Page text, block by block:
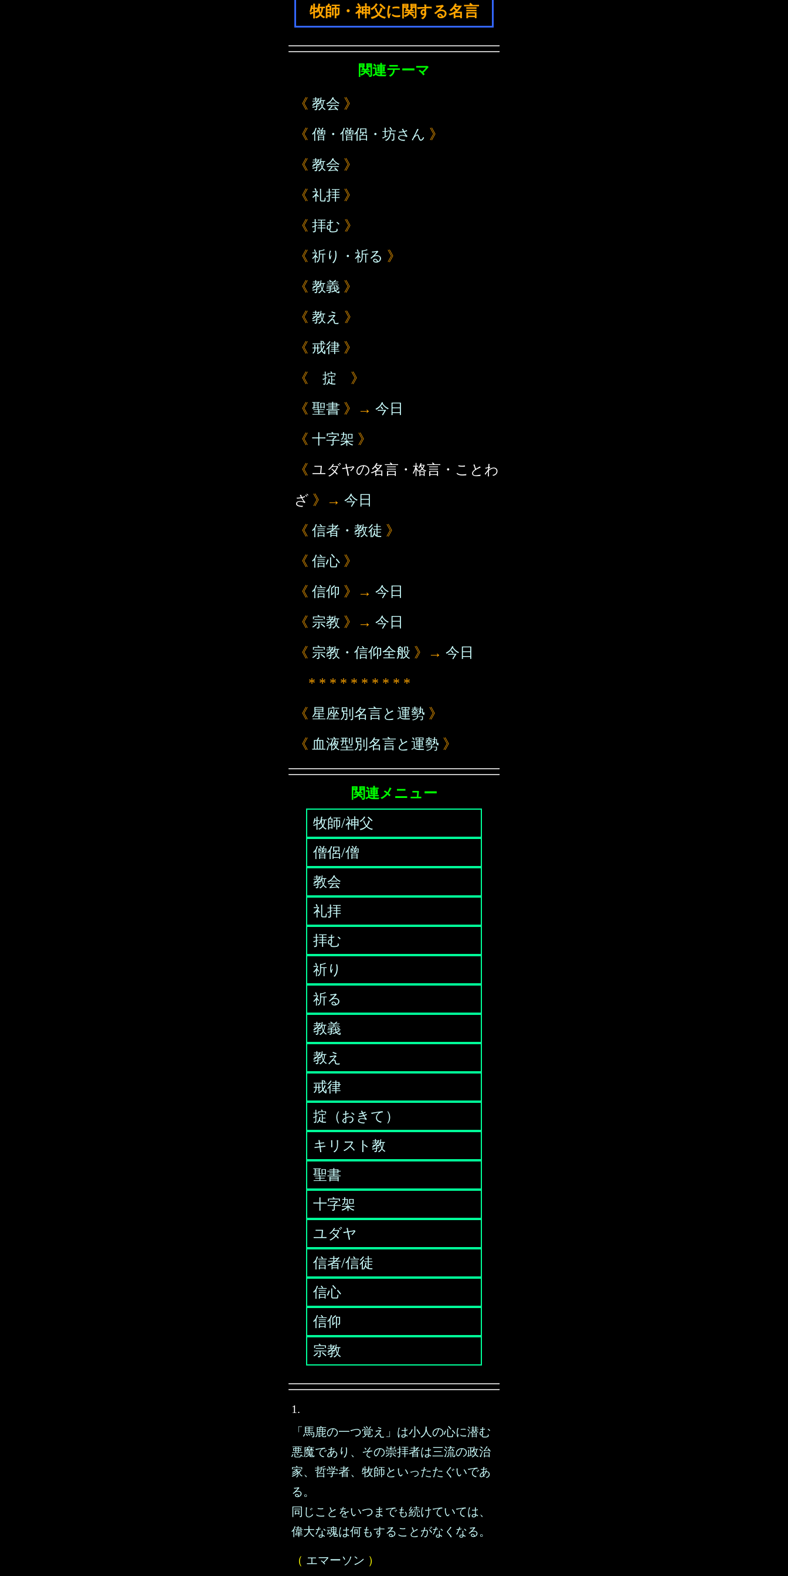
牧師・神父に関する名言
関連テーマ
《 教会 》
《 僧・僧侶・坊さん 》
《 教会 》
《 礼拝 》
《 拝む 》
《 祈り・祈る 》
《 教義 》
《 教え
》
《 戒律 》
《 掟 》
《 聖書 》→ 今日
《 十字架 》
《 ユダヤの名言・格言・ことわ
ざ 》→ 今日
《 信者・教徒 》
《 信心 》
《 信仰 》→ 今日
《 宗教 》→ 今日
《 宗教・信仰全般 》→ 今日
* * * * * * * * * *
《 星座別名言と運勢 》
《 血液型別名言と運勢 》
関連メニュー
牧師/神父
僧侶/僧
教会
礼拝
拝む
祈り
祈る
教義
教え
戒律
掟（おきて）
キリスト教
聖書
十字架
ユダヤ
信者/信徒
信心
信仰
宗教
1.
「馬鹿の一つ覚え」は小人の心に潜む
悪魔であり、その崇拝者は三流の政治
家、哲学者、牧師といったたぐいであ
る。
同じことをいつまでも続けていては、
偉大な魂は何もすることがなくなる。
（ エマーソン ）